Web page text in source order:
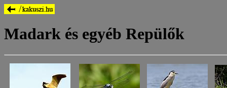
Madark és egyéb Repülők